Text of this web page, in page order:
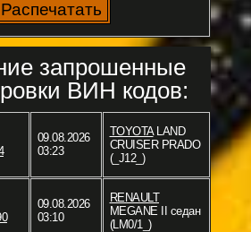
запрошенные
ВИН кодов:
09.08.2026
03:23
TOYOTALAND
CRUISER PRADO
(_J12_)
09.08.2026
03:10
RENAULT
MEGANE II седан
(LM0/1_)